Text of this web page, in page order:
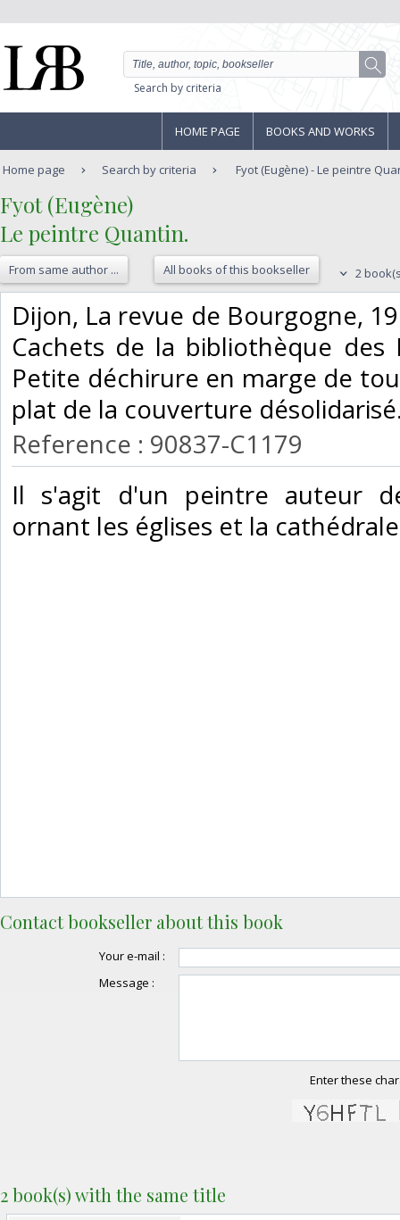
Search by criteria
HOME PAGE BOOKS AND WORKS
Home page Search by criteria Fyot (Eugène) - Le peintre
‎Fyot (Eugène)‎
‎Le peintre Quantin.‎
From same author ... All books of this bookseller 2
‎Dijon, La revue de Bourgogne,
Cachets de la bibliothèque des
Petite déchirure en marge de
plat de la couverture
Reference : 90837-C1179
‎Il s'agit d'un peintre auteur
ornant les églises et la
Contact bookseller about this book
Your e-mail :
Message :
Enter these
2 book(s) with the same title